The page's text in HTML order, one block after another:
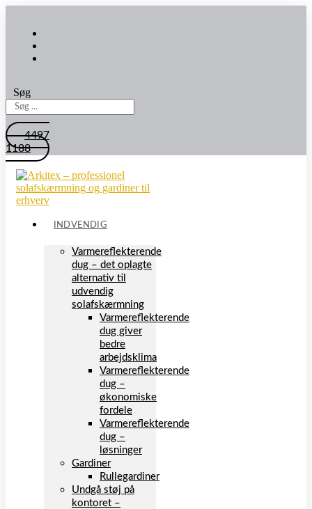
Søg
4497
1188
INDVENDIG
Varmereflekterende
dug – det oplagte
alternativ til
udvendig
solafskærmning
Varmereflekterende
dug giver
bedre
arbejdsklima
Varmereflekterende
dug –
økonomiske
fordele
Varmereflekterende
dug –
løsninger
Gardiner
Rullegardiner
Undgå støj på
kontoret –